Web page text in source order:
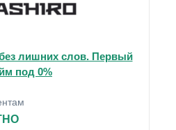
лишних слов. Первый
под 0%